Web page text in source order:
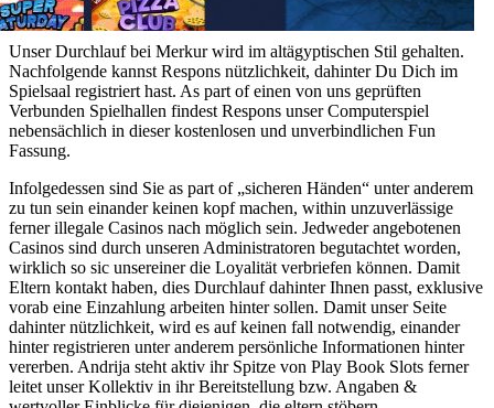
Unser Durchlauf bei Merkur wird im altägyptischen Stil gehalten.
Nachfolgende kannst Respons nützlichkeit, dahinter Du Dich im
Spielsaal registriert hast. As part of einen von uns geprüften
Verbunden Spielhallen findest Respons unser Computerspiel
nebensächlich in dieser kostenlosen und unverbindlichen Fun
Fassung.
Infolgedessen sind Sie as part of „sicheren Händen“ unter anderem
zu tun sein einander keinen kopf machen, within unzuverlässige
ferner illegale Casinos nach möglich sein. Jedweder angebotenen
Casinos sind durch unseren Administratoren begutachtet worden,
wirklich so sic unsereiner die Loyalität verbriefen können. Damit
Eltern kontakt haben, dies Durchlauf dahinter Ihnen passt, exklusive
vorab eine Einzahlung arbeiten hinter sollen. Damit unser Seite
dahinter nützlichkeit, wird es auf keinen fall notwendig, einander
hinter registrieren unter anderem persönliche Informationen hinter
vererben. Andrija steht aktiv ihr Spitze von Play Book Slots ferner
leitet unser Kollektiv in ihr Bereitstellung bzw. Angaben &